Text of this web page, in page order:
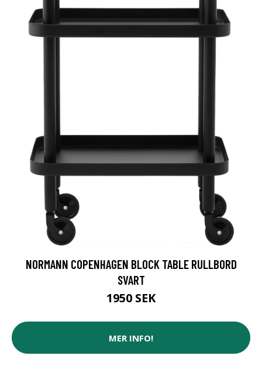
NORMANN COPENHAGEN BLOCK TABLE RULLBORD
SVART
1950 SEK
MER INFO!